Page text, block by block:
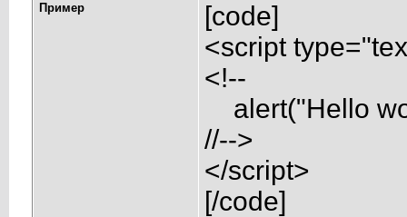
Пример
[code]
<script
<!--
alert("Hello
//-->
</script>
[/code]